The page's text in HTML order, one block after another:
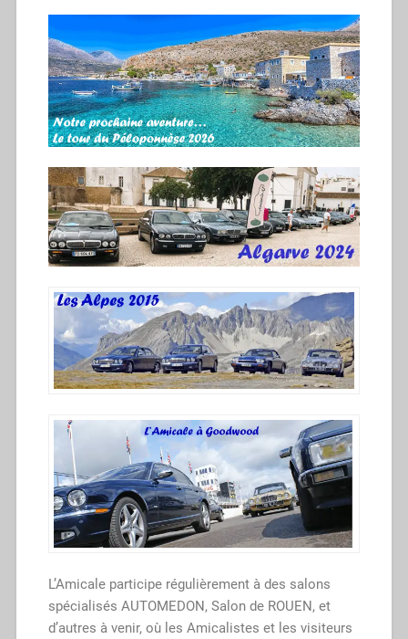
L’Amicale participe régulièrement à des salons
spécialisés AUTOMEDON, Salon de ROUEN, et
d’autres à venir, où les Amicalistes et les visiteurs